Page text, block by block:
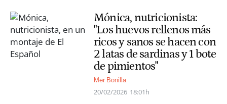
Mónica, nutricionista:
"Los huevos rellenos más
ricos y sanos se hacen con
2 latas de sardinas y 1 bote
de pimientos"
Mer Bonilla
20/02/2026 18:01h